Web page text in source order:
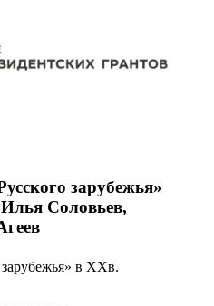
зарубежья»
Соловьев,
в ХХв.